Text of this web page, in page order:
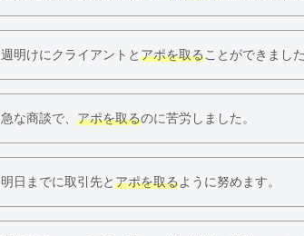
週明けにクライアントとアポを取ることができました
急な商談で、 アポを取るのに苦労しました。
明日までに取引先とアポを取るように努めます。